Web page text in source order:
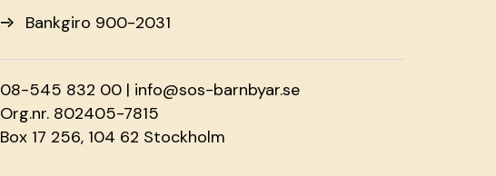
Bankgiro 900-2031
08-545 832 00 | info@sos-barnbyar.se
Org.nr. 802405-7815
Box 17 256, 104 62 Stockholm